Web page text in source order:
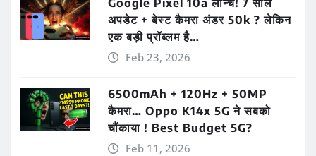
Google Pixel 10a लॉन्च! 7 साल
अपडेट + बेस्ट कैमरा अंडर 50k ? लेकिन
एक बड़ी प्रॉब्लम है…
Feb 23, 2026
6500mAh + 120Hz + 50MP
कैमरा… Oppo K14x 5G ने सबको
चौंकाया ! Best Budget 5G?
Feb 11, 2026